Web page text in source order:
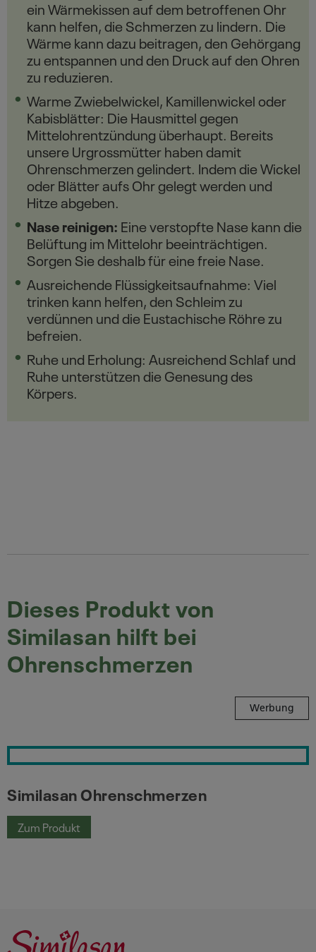
ein Wärmekissen auf dem betroffenen Ohr
kann helfen, die Schmerzen zu lindern. Die
Wärme kann dazu beitragen, den Gehörgang
zu entspannen und den Druck auf den Ohren
zu reduzieren.
Warme Zwiebelwickel, Kamillenwickel oder
Kabisblätter: Die Hausmittel gegen
Mittelohrentzündung überhaupt. Bereits
unsere Urgrossmütter haben damit
Ohrenschmerzen gelindert. Indem die Wickel
oder Blätter aufs Ohr gelegt werden und
Hitze abgeben.
Nase reinigen: Eine verstopfte Nase kann die
Belüftung im Mittelohr beeinträchtigen.
Sorgen Sie deshalb für eine freie Nase.
Ausreichende Flüssigkeitsaufnahme: Viel
trinken kann helfen, den Schleim zu
verdünnen und die Eustachische Röhre zu
befreien.
Ruhe und Erholung: Ausreichend Schlaf und
Ruhe unterstützen die Genesung des
Körpers.
Dieses Produkt von
Similasan hilft bei
Ohrenschmerzen
Werbung
Similasan Ohrenschmerzen
Similasan Ohrenschmerzen
Similasan Ohrenschmerzen
Zum Produkt